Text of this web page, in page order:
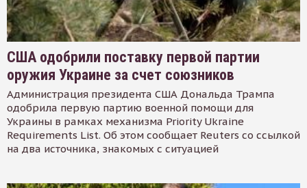
США одобрили поставку первой партии
оружия Украине за счет союзников
Администрация президента США Дональда Трампа
одобрила первую партию военной помощи для
Украины в рамках механизма Priority Ukraine
Requirements List. Об этом сообщает Reuters со ссылкой
на два источника, знакомых с ситуацией